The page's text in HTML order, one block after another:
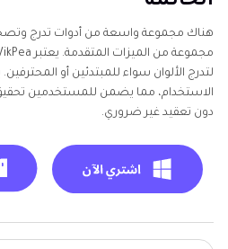
هناك مجموعة واسعة من أدوات تدرج
لتدرج الألوان سواء للمبتدئين أو
الاستخدام، مما يضمن للمستخدمين
دون تعقيد غير ضروري.